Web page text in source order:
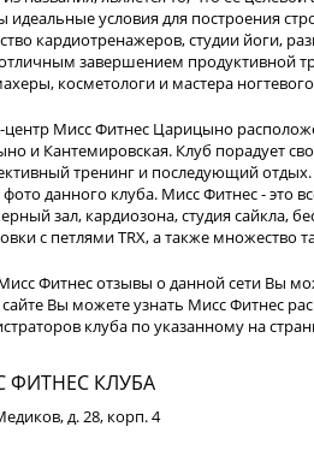
идеальные условия для построения
кардиотренажеров, студии йоги,
завершением продуктивной
косметологи и мастера
центр Мисс Фитнес Царицыно
и Кантемировская. Клуб порадует
тренинг и последующий
данного клуба. Мисс Фитнес - это
зал, кардиозона, студия сайкла,
с петлями TRX, а также множество
Фитнес отзывы о данной сети Вы
Вы можете узнать Мисс Фитнес
клуба по указанному на
ФИТНЕС КЛУБА
д. 28, корп. 4